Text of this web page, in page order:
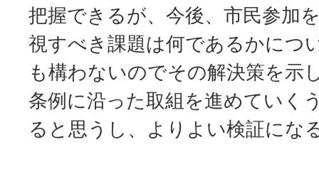
把握できるが、今後、市民参加
視すべき課題は何であるかにつ
も構わないのでその解決策を示
条例に沿った取組を進めていく
ると思うし、よりよい検証にな